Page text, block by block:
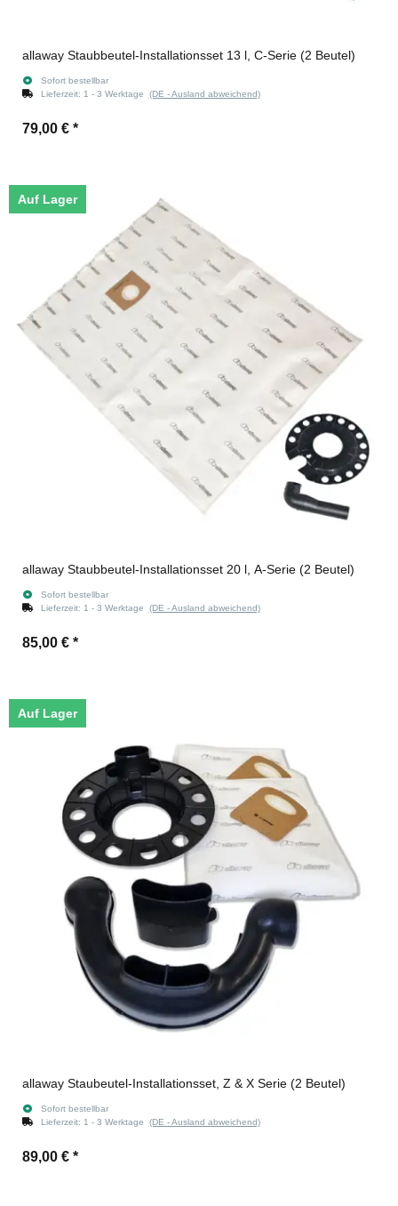
allaway Staubbeutel-Installationsset 13 l, C-Serie (2 Beutel)
Sofort bestellbar
Lieferzeit: 1 - 3 Werktage (DE - Ausland abweichend)
79,00 € *
Auf Lager
allaway Staubbeutel-Installationsset 20 l, A-Serie (2 Beutel)
Sofort bestellbar
Lieferzeit: 1 - 3 Werktage (DE - Ausland abweichend)
85,00 € *
Auf Lager
allaway Staubeutel-Installationsset, Z & X Serie (2 Beutel)
Sofort bestellbar
Lieferzeit: 1 - 3 Werktage (DE - Ausland abweichend)
89,00 € *